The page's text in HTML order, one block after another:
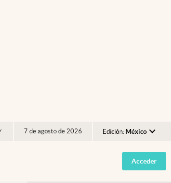
7 de agosto de 2026 Edición: México
Argentina
España
Acceder